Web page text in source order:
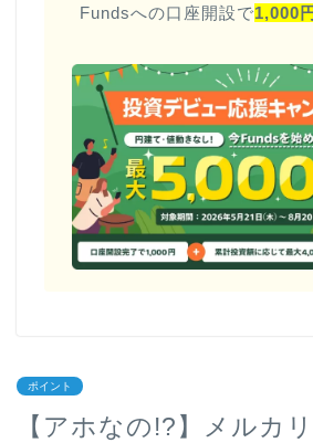
Fundsへの口座開設で1,000円
ポイント
【アホなの!?】メルカ